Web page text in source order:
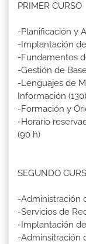
PRIMER CURSO
-Planificación y
-Implantación
-Fundamentos
-Gestión de
-Lenguajes de
Información (130)
-Formación y
-Horario
(90 h)
SEGUNDO
-Administración
-Servicios de
-Implantación
-Adminsitración